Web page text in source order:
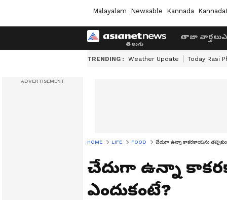
Malayalam Newsable Kannada
తాజా వార్తలు
TRENDING : Weather Update Today Rasi
HOME LIFE FOOD చేదుగా ఉన్నా కాకరకాయను
చేదుగా ఉన్నా
ఎందుకంటే?